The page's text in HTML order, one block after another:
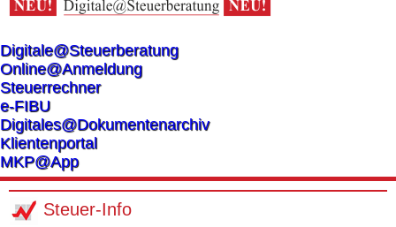
Digitale@Steuerberatung
Online@Anmeldung
Steuerrechner
e-FIBU
Digitales@Dokumentenarchiv
Klientenportal
MKP@App
Steuer-Info